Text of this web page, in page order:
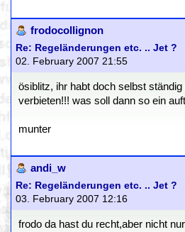
frodocollignon
Re: Regeländerungen etc. .. Jet ?
02. February 2007 21:55
ösiblitz, ihr habt doch selbst
verbieten!!! was soll dann so ein
munter
andi_w
Re: Regeländerungen etc. .. Jet ?
03. February 2007 12:16
frodo da hast du recht,aber nicht